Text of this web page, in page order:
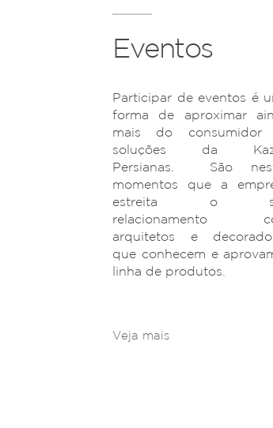
Eventos
Participar de eventos é
forma de aproximar
mais do consumidor
soluções da
Persianas. São
momentos que a
estreita o
relacionamento
arquitetos e
que conhecem e
linha de produtos.
Veja mais